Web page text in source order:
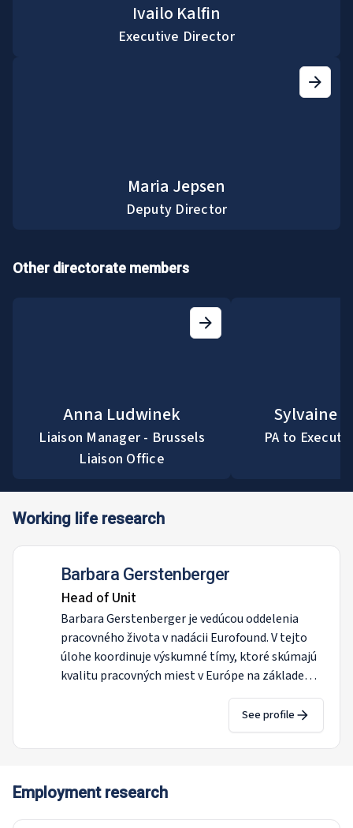
Ivailo Kalfin
Executive Director
Maria Jepsen
Deputy Director
Other directorate members
Anna Ludwinek
Liaison Manager - Brussels
Liaison Office
Sylvaine
PA to
Working life research
Barbara Gerstenberger
​Head of Unit
Barbara Gerstenberger je vedúcou oddelenia
pracovného života v nadácii Eurofound. V tejto
úlohe koordinuje výskumné tímy, ktoré skúmajú
kvalitu pracovných miest v Európe na základe
európskeho prieskumu pracovných podmienok, a
je celkovo zodpovedná za Európske stredisko pre
monitorovanie pracovného života a výskum
pracovnoprávnych vzťahov v EÚ. Do nadácie
manažérka v vtedy novozriadenom Európskom
See profile
Employment research